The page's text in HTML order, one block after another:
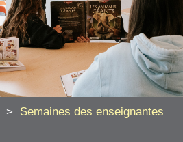
>
Semaines des enseignantes